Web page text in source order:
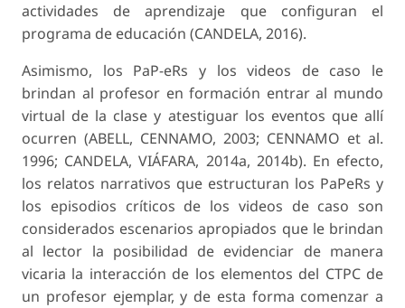
actividades de aprendizaje que configuran el
programa de educación (CANDELA, 2016).
Asimismo, los PaP-eRs y los videos de caso le
brindan al profesor en formación entrar al mundo
virtual de la clase y atestiguar los eventos que allí
ocurren (ABELL, CENNAMO, 2003; CENNAMO et al.
1996; CANDELA, VIÁFARA, 2014a, 2014b). En efecto,
los relatos narrativos que estructuran los PaPeRs y
los episodios críticos de los videos de caso son
considerados escenarios apropiados que le brindan
al lector la posibilidad de evidenciar de manera
vicaria la interacción de los elementos del CTPC de
un profesor ejemplar, y de esta forma comenzar a